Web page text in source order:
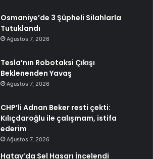
Osmaniye’de 3 Şüpheli Silahlarla
Tutuklandı
Ağustos 7, 2026
Tesla’nın Robotaksi Çıkışı
Beklenenden Yavaş
Ağustos 7, 2026
CHP’li Adnan Beker resti çekti:
Kılıçdaroğlu ile çalışmam, istifa
ederim
Ağustos 7, 2026
Hatay’da Sel Hasarı İncelendi